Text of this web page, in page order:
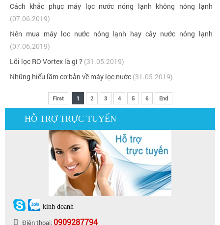
Cách khắc phục máy lọc nước nóng lạnh không nóng lạnh
(07.06.2019)
Nên mua máy loc nước nóng lạnh hay cây nước nóng lạnh
(07.06.2019)
Lõi lọc RO Vortex là gì ? (31.05.2019)
Những hiểu lầm cơ bản về máy lọc nước (31.05.2019)
First 1 2 3 4 5 6 End
HỖ TRỢ TRỰC TUYẾN
kinh doanh
Điện thoại:0909287794